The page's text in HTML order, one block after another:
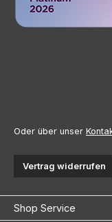
Oder über unser
Vertrag widerrufen
Shop Service